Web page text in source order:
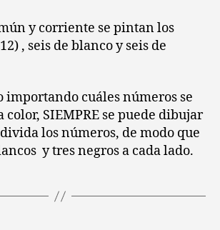
y corriente se pintan los
, seis de blanco y seis de
importando cuáles números se
color, SIEMPRE se puede dibujar
los números, de modo que
y tres negros a cada lado.